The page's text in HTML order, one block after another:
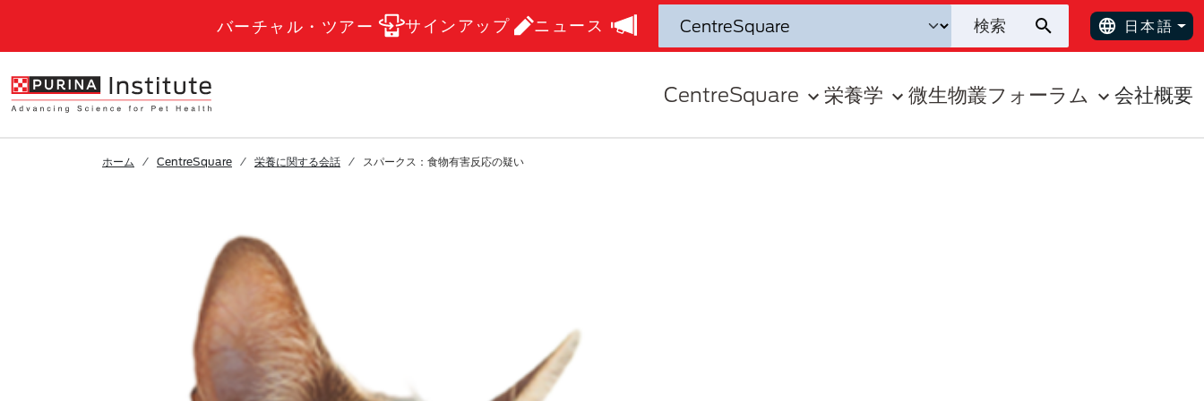
バーチャル・ツアー サインアップ ニュース 日本語
CentreSquare 栄養学 微生物叢フォーラム 会社概要
ホーム CentreSquare 栄養に関する会話 スパークス：食物有害反応の疑い